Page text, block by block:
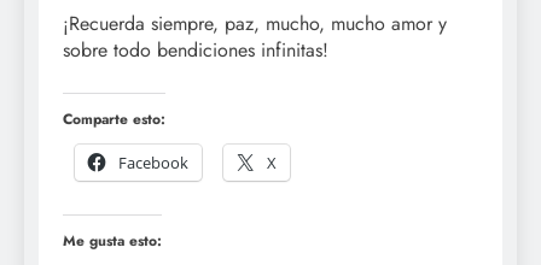
¡Recuerda siempre, paz, mucho, mucho amor y
sobre todo bendiciones infinitas!
Comparte esto:
Facebook
X
Me gusta esto: